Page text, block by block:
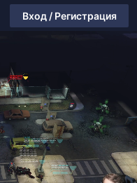
Вход / Регистрация